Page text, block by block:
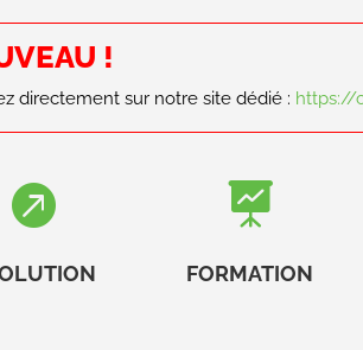
!
directement sur notre site dédié : https://
 
FORMATION